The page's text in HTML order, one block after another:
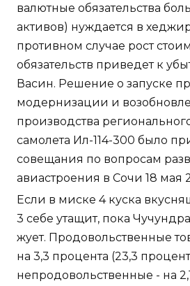
валютные обязательства
активов) нуждается в
противном случае рост
обязательств приведет к
Васин. Решение о запуске
модернизации и
производства
самолета Ил-114-300 было
совещания по вопросам
авиастроения в Сочи 18 мая
Если в миске 4 куска
3 себе утащит, пока
жует. Продовольственные
на 3,3 процента (23,3
непродовольственные - на